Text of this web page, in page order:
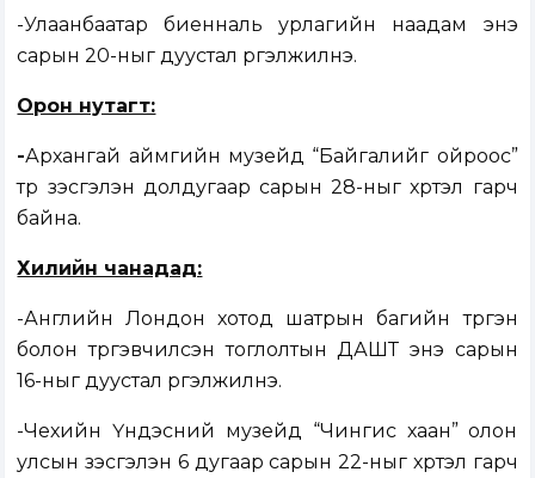
-Улаанбаатар биенналь урлагийн наадам энэ
сарын 20-ныг дуустал үргэлжилнэ.
Орон нутагт:
-Архангай аймгийн музейд “Байгалийг ойроос”
түр үзэсгэлэн долдугаар сарын 28-ныг хүртэл гарч
байна.
Хилийн чанадад:
-Английн Лондон хотод шатрын багийн түргэн
болон түргэвчилсэн тоглолтын ДАШТ энэ сарын
16-ныг дуустал үргэлжилнэ.
-Чехийн Үндэсний музейд “Чингис хаан” олон
улсын үзэсгэлэн 6 дугаар сарын 22-ныг хүртэл гарч